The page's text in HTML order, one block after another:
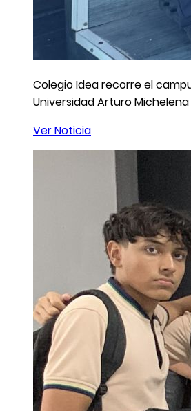
Colegio Idea recorre el
Universidad Arturo Michelena
Ver Noticia